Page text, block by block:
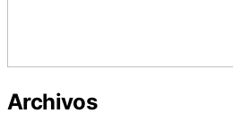
Archivos